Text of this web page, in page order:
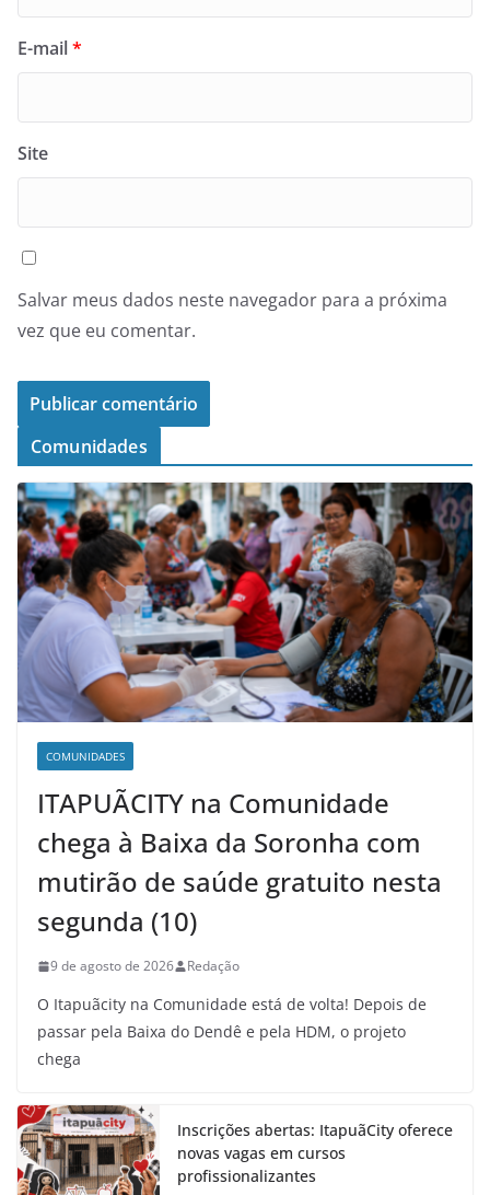
E-mail*
Site
Salvar meus dados neste navegador para a próxima
vez que eu comentar.
Comunidades
COMUNIDADES
ITAPUÃCITY na Comunidade
chega à Baixa da Soronha com
mutirão de saúde gratuito nesta
segunda (10)
9 de agosto de 2026 Redação
O Itapuãcity na Comunidade está de volta! Depois de
passar pela Baixa do Dendê e pela HDM, o projeto
chega
Inscrições abertas: ItapuãCity oferece
novas vagas em cursos
profissionalizantes